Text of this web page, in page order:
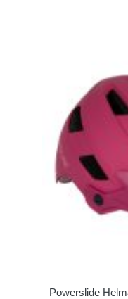
Powerslide